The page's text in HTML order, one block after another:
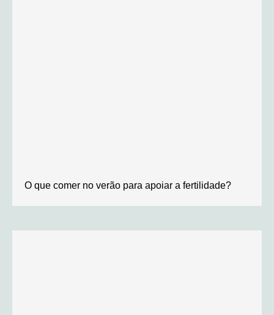
O que comer no verão para apoiar a fertilidade?